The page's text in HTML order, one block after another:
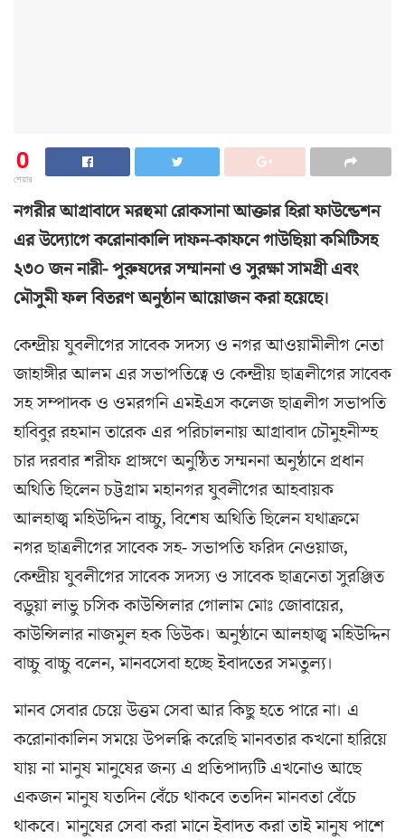
0
শেয়ার
নগরীর আগ্রাবাদে মরহুমা রোকসানা আক্তার হিরা ফাউন্ডেশন
এর উদ্যোগে করোনাকালি দাফন-কাফনে গাউছিয়া কমিটিসহ
২৩০ জন নারী- পুরুষদের সম্মাননা ও সুরক্ষা সামগ্রী এবং
মৌসুমী ফল বিতরণ অনুষ্ঠান আয়োজন করা হয়েছে।
কেন্দ্রীয় যুবলীগের সাবেক সদস্য ও নগর আওয়ামীলীগ নেতা
জাহাঙ্গীর আলম এর সভাপতিত্বে ও কেন্দ্রীয় ছাত্রলীগের সাবেক
সহ সম্পাদক ও ওমরগনি এমইএস কলেজ ছাত্রলীগ সভাপতি
হাবিবুর রহমান তারেক এর পরিচালনায় আগ্রাবাদ চৌমুহনীস্হ
চার দরবার শরীফ প্রাঙ্গণে অনুষ্ঠিত সম্মননা অনুষ্ঠানে প্রধান
অথিতি ছিলেন চট্টগ্রাম মহানগর যুবলীগের আহবায়ক
আলহাজ্ব মহিউদ্দিন বাচ্চু, বিশেষ অথিতি ছিলেন যথাক্রমে
নগর ছাত্রলীগের সাবেক সহ- সভাপতি ফরিদ নেওয়াজ,
কেন্দ্রীয় যুবলীগের সাবেক সদস্য ও সাবেক ছাত্রনেতা সুরঞ্জিত
বড়ুয়া লাভু চসিক কাউন্সিলার গোলাম মোঃ জোবায়ের,
কাউন্সিলার নাজমুল হক ডিউক। অনুষ্ঠানে আলহাজ্ব মহিউদ্দিন
বাচ্চু বাচ্চু বলেন, মানবসেবা হচ্ছে ইবাদতের সমতুল্য।
মানব সেবার চেয়ে উত্তম সেবা আর কিছু হতে পারে না। এ
করোনাকালিন সময়ে উপলব্ধি করেছি মানবতার কখনো হারিয়ে
যায় না মানুষ মানুষের জন্য এ প্রতিপাদ্যটি এখনোও আছে
একজন মানুষ যতদিন বেঁচে থাকবে ততদিন মানবতা বেঁচে
থাকবে। মানুষের সেবা করা মানে ইবাদত করা তাই মানুষ পাশে